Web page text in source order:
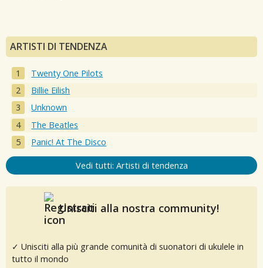
ARTISTI DI TENDENZA
Twenty One Pilots
Billie Eilish
Unknown
The Beatles
Panic! At The Disco
Vedi tutti: Artisti di tendenza
Unisciti alla nostra community!
✓ Unisciti alla più grande comunità di suonatori di ukulele in
tutto il mondo